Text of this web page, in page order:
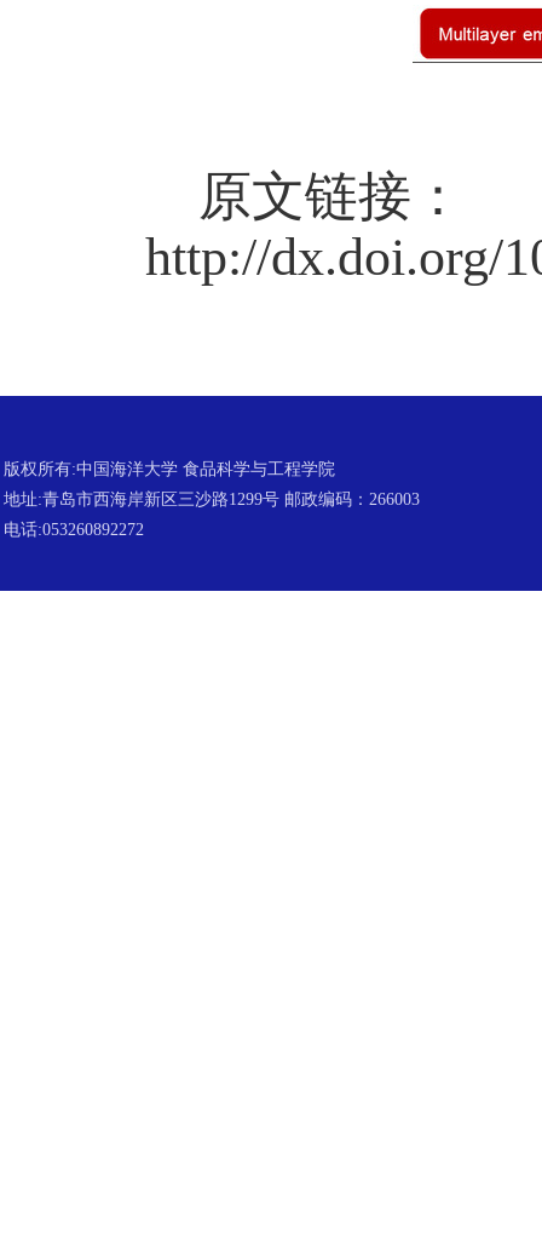
原文链接：
http://dx.doi.org/
版权所有:中国海洋大学 食品科学与工程学院
地址:青岛市西海岸新区三沙路1299号 邮政编码：266003
电话:053260892272